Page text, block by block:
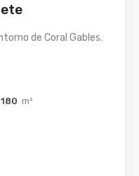
de Coral Gables.
180 m²